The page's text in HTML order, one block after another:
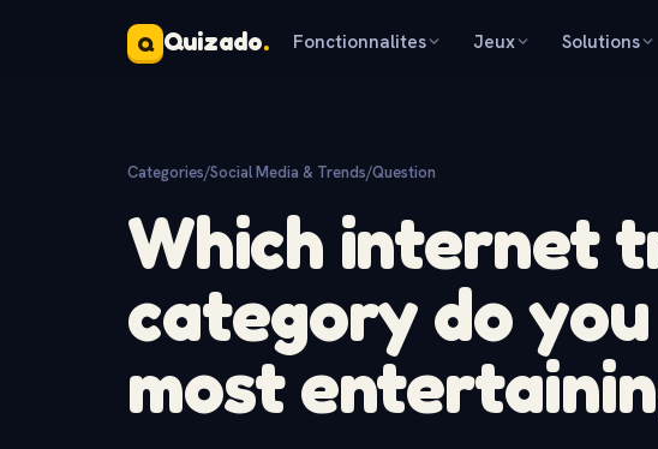
Q Quizado. Fonctionnalites Jeux Solutions
Categories/Social Media & Trends/Question
Which internet
category do
most